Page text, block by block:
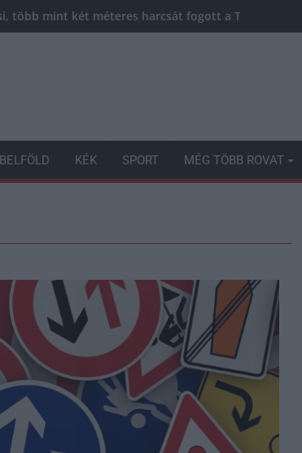
több mint két méteres harcsát fogott a Tiszán a 13
BELFÖLD KÉK SPORT MÉG TÖBB ROVAT